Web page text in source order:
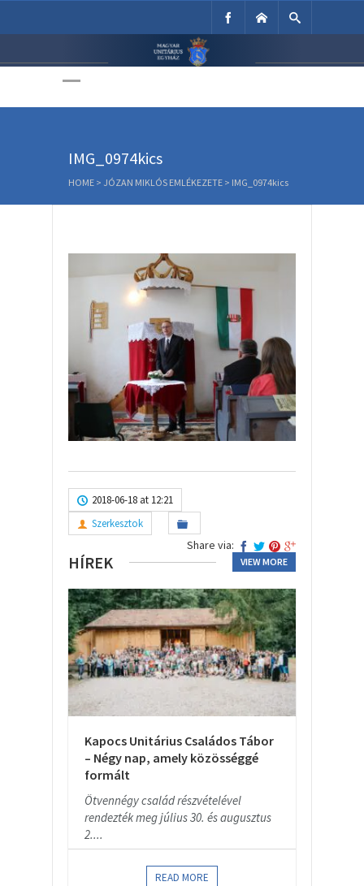
Unitárius Egyház
IMG_0974kics
HOME > JÓZAN MIKLÓS EMLÉKEZETE > IMG_0974kics
2018-06-18 at 12:21
Szerkesztok
Share via:
HÍREK VIEW MORE
Kapocs Unitárius Családos Tábor
– Négy nap, amely közösséggé
formált
Ötvennégy család részvételével
rendezték meg július 30. és augusztus
2....
READ MORE